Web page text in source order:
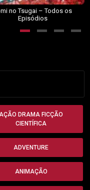
no Tsugai – Todos os
Episódios
AÇÃO DRAMA FICÇÃO
CIENTÍFICA
ADVENTURE
ANIMAÇÃO